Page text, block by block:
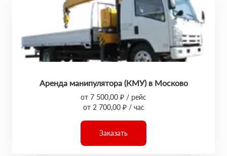
Аренда манипулятора (КМУ) в Москово
от 7 500,00 ₽ / рейс
от 2 700,00 ₽ / час
Заказать